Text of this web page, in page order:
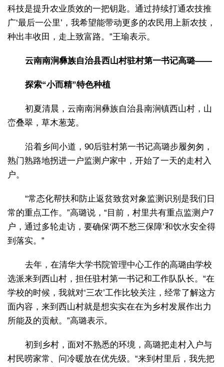
科技是提升农业质效的一把钥匙。通过持续打通农技推
广‘最后一公里’，我希望能带动更多的农民用上新农技，
种出丰收田，走上致富路。”王瑜表示。
云南南涧彝族自治县西山村驻村第一书记高璐——
探索“小而精”特色种植
初夏清晨，云南南涧彝族自治县南涧镇西山村，山
峦叠翠，草木葱茏。
沿着乡间小道，90后驻村第一书记高璐步履匆匆，
熟门熟路地拐进一户监测户家中，开始了一天的走村入
户。
“常态化帮扶和防止返贫致贫对象监测识别是我们日
常的重点工作。”高璐说，“目前，村里共有重点监测户7
户，通过多轮走访，要确保‘两不愁三保障’和饮水安全得
到落实。”
去年，在清华大学书院管理中心工作的高璐由学校
选派来到西山村，担任驻村第一书记和工作队队长。“在
学校的时候，我就对‘三农’工作比较关注，经常了解这方
面内容，来到西山村就是想实实在在为乡村发展作出力
所能及的贡献。”高璐表示。
初到乡村，面对不熟悉的环境，高璐把走村入户与
村民唠家常、问冷暖放在优先级。“来到村里后，我先把